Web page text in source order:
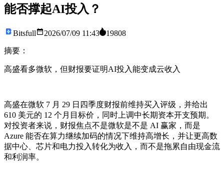
能否撑起AI投入？
Bitsfull 2026/07/09 11:43 19808
摘要：
高盛看多微软，但财报要证明AI投入能变成云收入
高盛在微软 7 月 29 日四季度财报前维持买入评级，并给出
610 美元的 12 个月目标价，同时上调中长期资本开支预期。
对投资者来说，财报焦点不是微软是不是 AI 赢家，而是
Azure 能否在算力继续加码的情况下维持高增长，并让更高数
据中心、芯片和电力投入转化为收入，而不是拖累自由现金流
和利润率。